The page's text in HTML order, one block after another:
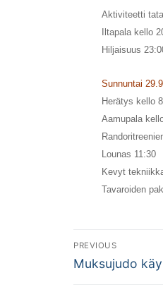
Aktiviteetti
Iltapala kello
Hiljaisuus
Sunnuntai 29.9.
Herätys kello
Aamupala
Lounas 11:30
Kevyt
Tavaroiden
selaus
PREVIOUS
Previous
Muksujudo